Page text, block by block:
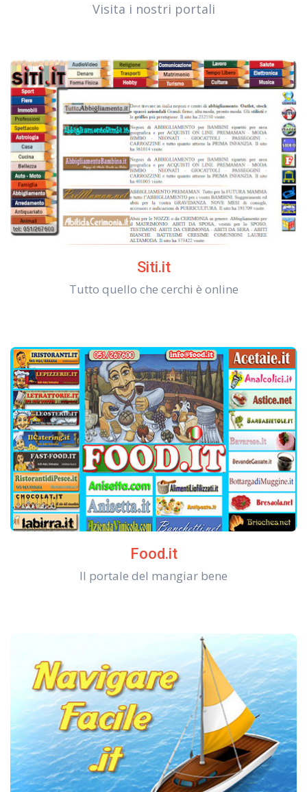
Visita i nostri portali
Siti.it
Tutto quello che cerchi è online
Food.it
Il portale del mangiar bene